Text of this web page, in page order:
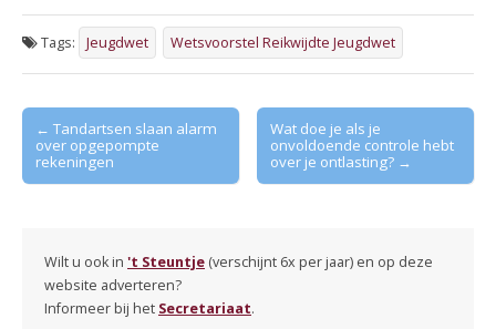
Tags: Jeugdwet Wetsvoorstel Reikwijdte Jeugdwet
Post
navigation
← Tandartsen slaan alarm
over opgepompte
rekeningen
Wat doe je als je
onvoldoende controle hebt
over je ontlasting? →
Wilt u ook in 't Steuntje (verschijnt 6x per jaar) en op deze
website adverteren?
Informeer bij het Secretariaat.